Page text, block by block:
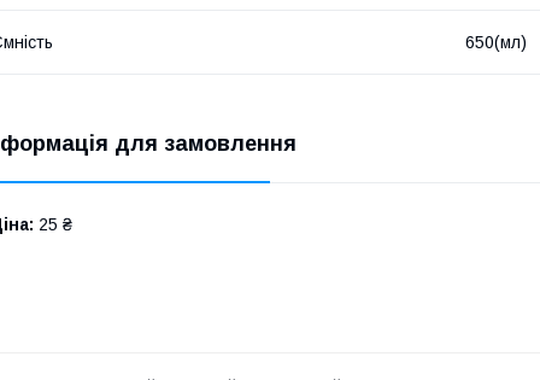
650(мл)
для замовлення
25 ₴